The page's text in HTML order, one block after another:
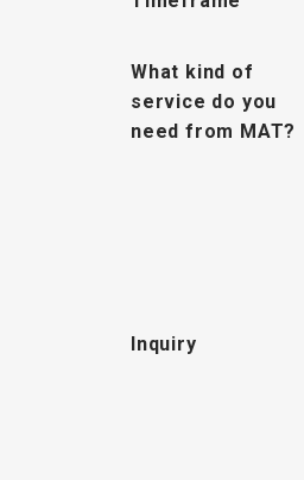
What kind of
service do you
need from MAT?
Inquiry